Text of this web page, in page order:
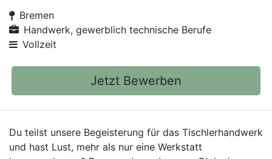
Bremen
Handwerk, gewerblich technische Berufe
Vollzeit
Jetzt Bewerben
Du teilst unsere Begeisterung für das Tischlerhandwerk
und hast Lust, mehr als nur eine Werkstatt